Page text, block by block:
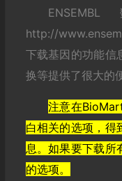
http://
下载基因的功能信
换等提供了很大的
注意在
白相关的选项，得
息。如果要下载所
的选项。